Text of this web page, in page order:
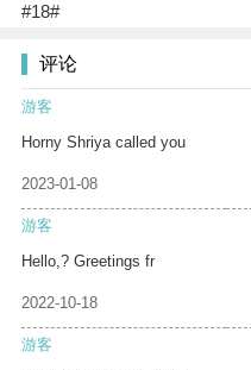
#18#
评论
游客
Horny Shriya called you
2023-01-08
游客
Hello,? Greetings fr
2022-10-18
游客